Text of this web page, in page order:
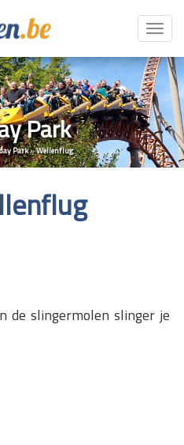
Park
Park»Wellenflug
de slingermolen slinger je